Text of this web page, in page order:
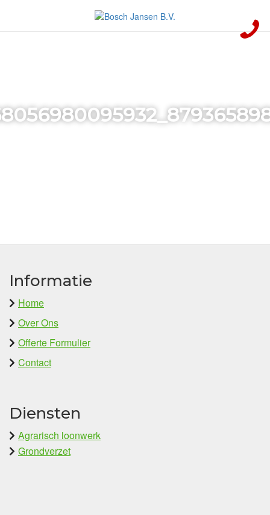
Informatie
Home
Over Ons
Offerte Formulier
Contact
Diensten
Agrarisch loonwerk
Grondverzet